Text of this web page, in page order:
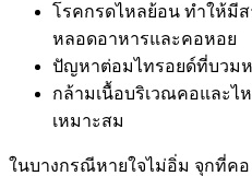
โรคกรดไหลย้อน ทำให้มี
หลอดอาหารและคอหอย
ปัญหาต่อมไทรอยด์ที่บวม
กล้ามเนื้อบริเวณคอและไ
เหมาะสม
ในบางกรณีหายใจไม่อิ่ม จุกที่ค